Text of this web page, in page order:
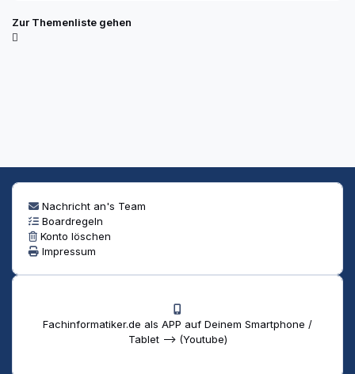
Zur Themenliste gehen
Nachricht an's Team
Boardregeln
Konto löschen
Impressum
Fachinformatiker.de als APP auf Deinem Smartphone /
Tablet --> (Youtube)